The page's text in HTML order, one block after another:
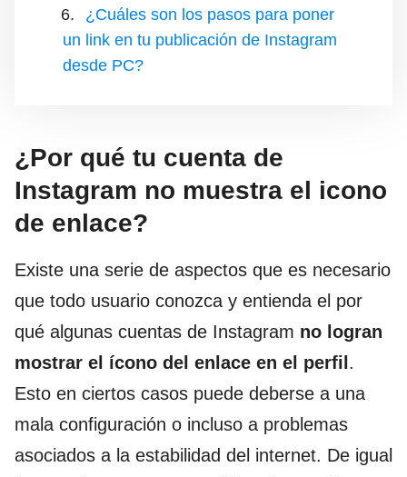
¿Cuáles son los pasos para poner
un link en tu publicación de Instagram
desde PC?
¿Por qué tu cuenta de
Instagram no muestra el icono
de enlace?
Existe una serie de aspectos que es necesario
que todo usuario conozca y entienda el por
qué algunas cuentas de Instagram no logran
mostrar el ícono del enlace en el perfil .
Esto en ciertos casos puede deberse a una
mala configuración o incluso a problemas
asociados a la estabilidad del internet. De igual